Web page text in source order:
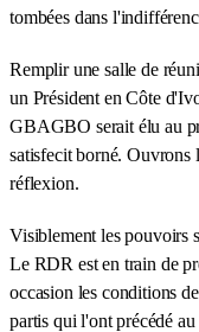
tombées dans
Remplir une salle de
un Président en Côte
GBAGBO serait élu au
satisfecit borné. Ouvrons
réflexion.
Visiblement les pouvoirs
Le RDR est en train de
occasion les conditions
partis qui l'ont précédé